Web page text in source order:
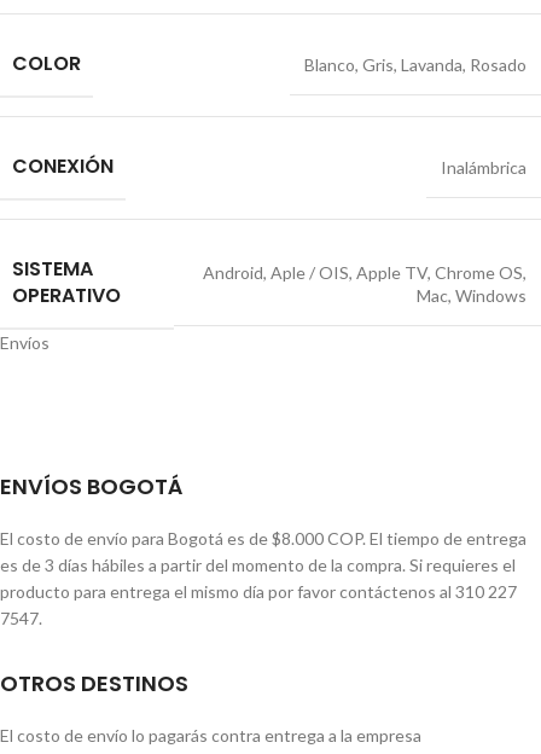
COLOR Blanco, Gris, Lavanda, Rosado
CONEXIÓN Inalámbrica
SISTEMA
OPERATIVO
Android, Aple / OIS, Apple TV, Chrome OS,
Mac, Windows
Envíos
ENVÍOS BOGOTÁ
El costo de envío para Bogotá es de $8.000 COP. El tiempo de entrega
es de 3 días hábiles a partir del momento de la compra. Si requieres el
producto para entrega el mismo día por favor contáctenos al 310 227
7547.
OTROS DESTINOS
El costo de envío lo pagarás contra entrega a la empresa